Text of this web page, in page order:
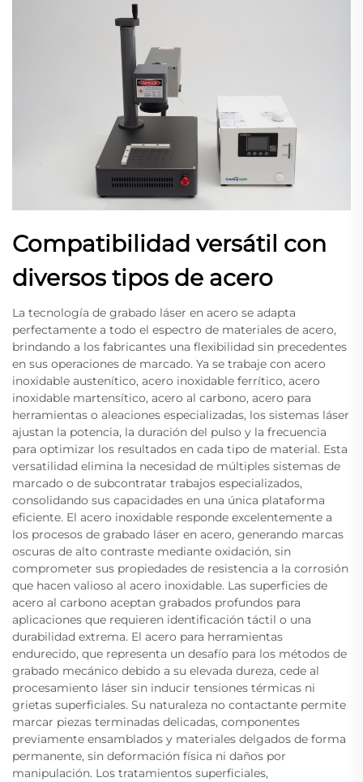
Compatibilidad versátil con
diversos tipos de acero
La tecnología de grabado láser en acero se adapta
perfectamente a todo el espectro de materiales de acero,
brindando a los fabricantes una flexibilidad sin precedentes
en sus operaciones de marcado. Ya se trabaje con acero
inoxidable austenítico, acero inoxidable ferrítico, acero
inoxidable martensítico, acero al carbono, acero para
herramientas o aleaciones especializadas, los sistemas láser
ajustan la potencia, la duración del pulso y la frecuencia
para optimizar los resultados en cada tipo de material. Esta
versatilidad elimina la necesidad de múltiples sistemas de
marcado o de subcontratar trabajos especializados,
consolidando sus capacidades en una única plataforma
eficiente. El acero inoxidable responde excelentemente a
los procesos de grabado láser en acero, generando marcas
oscuras de alto contraste mediante oxidación, sin
comprometer sus propiedades de resistencia a la corrosión
que hacen valioso al acero inoxidable. Las superficies de
acero al carbono aceptan grabados profundos para
aplicaciones que requieren identificación táctil o una
durabilidad extrema. El acero para herramientas
endurecido, que representa un desafío para los métodos de
grabado mecánico debido a su elevada dureza, cede al
procesamiento láser sin inducir tensiones térmicas ni
grietas superficiales. Su naturaleza no contactante permite
marcar piezas terminadas delicadas, componentes
previamente ensamblados y materiales delgados de forma
permanente, sin deformación física ni daños por
manipulación. Los tratamientos superficiales,